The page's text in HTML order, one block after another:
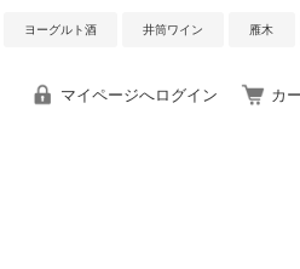
ヨーグルト酒 井筒ワイン 雁木
マイページへログイン カ